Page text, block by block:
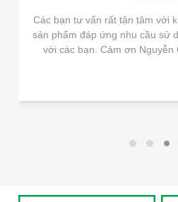
Các bạn tư vấn rất tận tâm với
sản phẩm đáp ứng nhu cầu sử
với các bạn. Cảm ơn Nguyễn